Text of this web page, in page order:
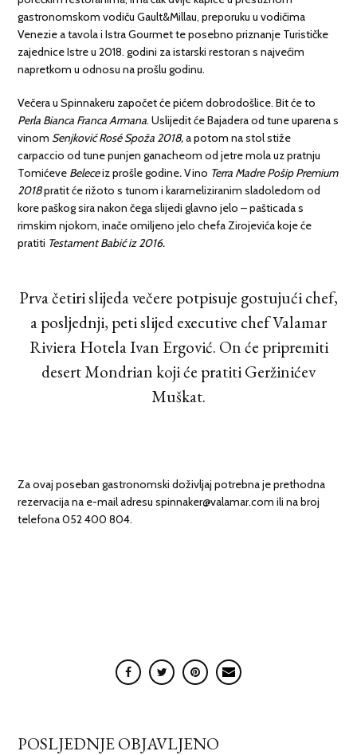
gastronomskom vodiču Gault&Millau, preporuku u vodičima
Venezie a tavola i Istra Gourmet te posebno priznanje Turističke
zajednice Istre u 2018. godini za istarski restoran s najvećim
napretkom u odnosu na prošlu godinu.
Večera u Spinnakeru započet će pićem dobrodošlice. Bit će to
Perla Bianca Franca Armana. Uslijedit će Bajadera od tune uparena s
vinom Senjković Rosé Spoža 2018,a potom na stol stiže
carpaccio od tune punjen ganacheom od jetre mola uz pratnju
Tomićeve Beleceiz prošle godine.Vino Terra Madre Pošip Premium
2018pratit će rižoto s tunom i karameliziranim sladoledom od
kore paškog sira nakon čega slijedi glavno jelo – pašticada s
rimskim njokom, inače omiljeno jelo chefa Zirojevića koje će
pratiti Testament Babić iz 2016.
Prva četiri slijeda večere potpisuje gostujući chef,
a posljednji, peti slijed executive chef Valamar
Riviera Hotela Ivan Ergović. On će pripremiti
desert Mondrian koji će pratiti Geržinićev
Muškat.
Za ovaj poseban gastronomski doživljaj potrebna je prethodna
rezervacija na e-mail adresu spinnaker@valamar.com ili na broj
telefona 052 400 804.
POSLJEDNJE OBJAVLJENO